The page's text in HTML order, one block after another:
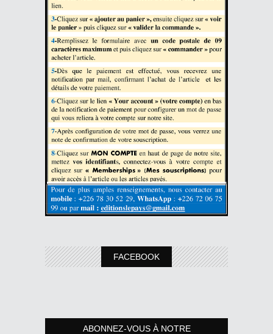
FACEBOOK
ABONNEZ-VOUS À NOTRE